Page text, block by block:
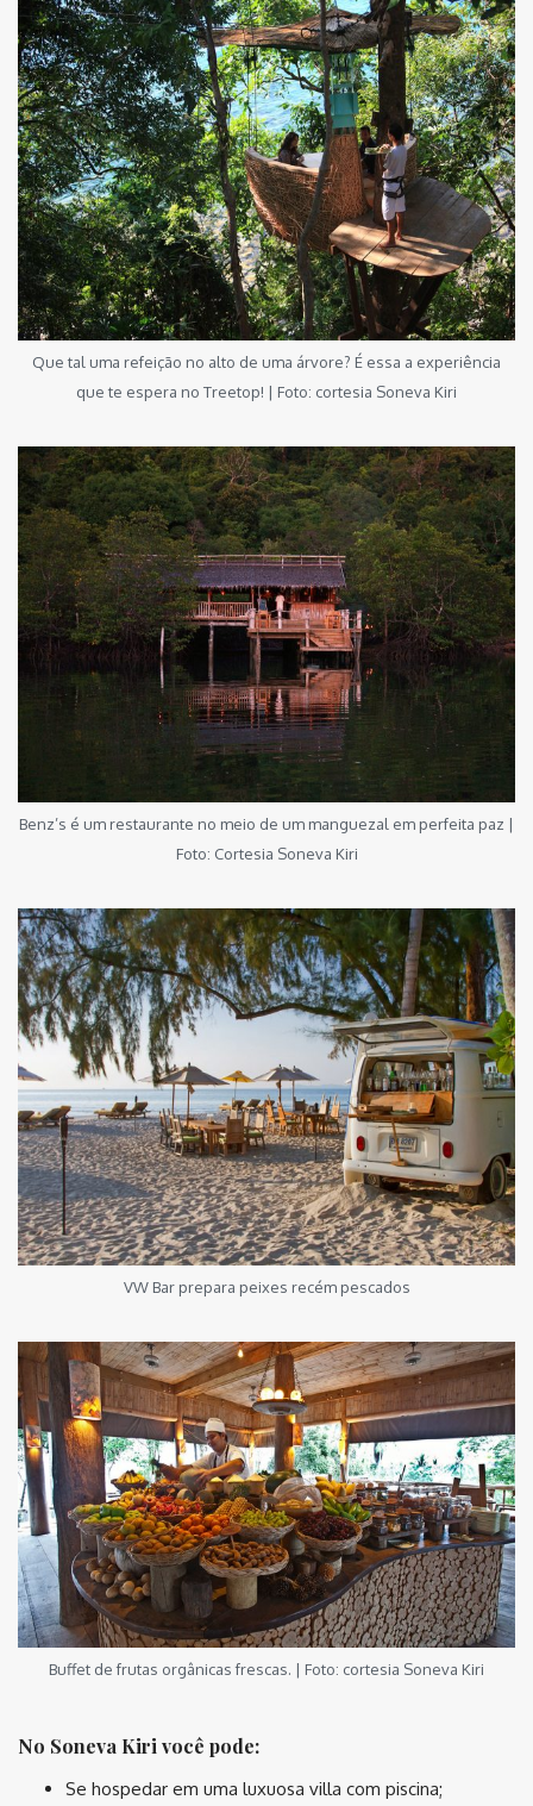
Que tal uma refeição no alto de uma árvore? É essa a experiência
que te espera no Treetop! | Foto: cortesia Soneva Kiri
Benz’s é um restaurante no meio de um manguezal em perfeita paz |
Foto: Cortesia Soneva Kiri
VW Bar prepara peixes recém pescados
Buffet de frutas orgânicas frescas. | Foto: cortesia Soneva Kiri
No Soneva Kiri você pode:
Se hospedar em uma luxuosa villa com piscina;